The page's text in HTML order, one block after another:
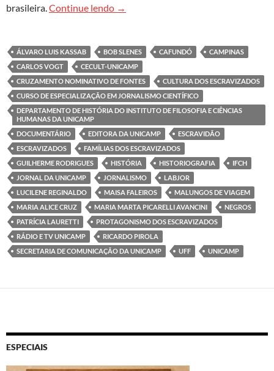
brasileira.Continue lendo Documentário revisita trajetória e
→
ÁLVARO LUIS KASSAB BOB SLENES CAFUNDÓ
CAMPINAS
CARLOS VOGT
CECULT-UNICAMP
CRUZAMENTO NOMINATIVO DE FONTES
CULTURA DOS ESCRAVIZADOS
CURSO DE ESPECIALIZAÇÃO EM JORNALISMO CIENTÍFICO
DEPARTAMENTO DE HISTÓRIA DO INSTITUTO DE FILOSOFIA E CIÊNCIAS
HUMANAS DA UNICAMP
DOCUMENTÁRIO
EDITORA DA UNICAMP
ESCRAVIDÃO
ESCRAVIZADOS
FAMÍLIAS DOS ESCRAVIZADOS
GUILHERME RODRIGUES
HISTÓRIA HISTORIOGRAFIA
IFCH
JORNAL DA UNICAMP
JORNALISMO
LABJOR
LUCILENE REGINALDO
MAISA FALEIROS
MALUNGOS DE VIAGEM
MARIA ALICE CRUZ
MARIA MARTA PICARELLI AVANCINI
NEGROS
PATRÍCIA LAURETTI
PROTAGONISMO DOS ESCRAVIZADOS
RÁDIO E TV UNICAMP
RICARDO PIROLA
SECRETARIA DE COMUNICAÇÃO DA UNICAMP
UFF UNICAMP
ESPECIAIS